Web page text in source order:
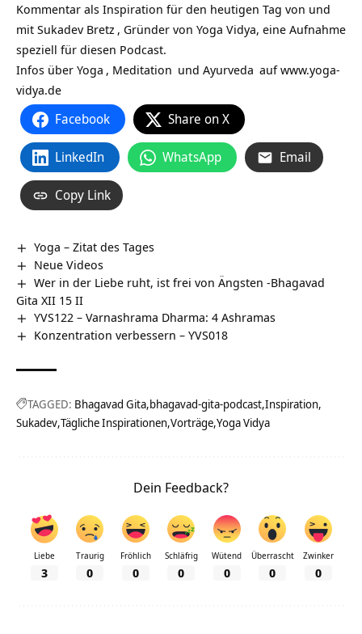
Kommentar als Inspiration für den heutigen Tag von und
mit Sukadev Bretz , Gründer von Yoga Vidya, eine Aufnahme
speziell für diesen Podcast.
Infos über Yoga , Meditation und Ayurveda aufwww.yoga-
vidya.de
Facebook Share on X
LinkedIn WhatsApp Email
Copy Link
Yoga – Zitat des Tages
Neue Videos
Wer in der Liebe ruht, ist frei von Ängsten -Bhagavad
Gita XII 15 II
YVS122 – Varnashrama Dharma: 4 Ashramas
Konzentration verbessern – YVS018
TAGGED: Bhagavad Gita bhagavad-gita-podcast Inspiration
Sukadev Tägliche Inspirationen Vorträge Yoga Vidya
Dein Feedback?
Liebe
3
Traurig
0
Fröhlich
0
Schläfrig
0
Wütend
0
Überrascht
0
Zwinker
0